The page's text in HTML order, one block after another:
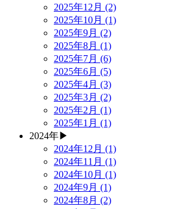
2025年12月 (2)
2025年10月 (1)
2025年9月 (2)
2025年8月 (1)
2025年7月 (6)
2025年6月 (5)
2025年4月 (3)
2025年3月 (2)
2025年2月 (1)
2025年1月 (1)
2024年▶
2024年12月 (1)
2024年11月 (1)
2024年10月 (1)
2024年9月 (1)
2024年8月 (2)